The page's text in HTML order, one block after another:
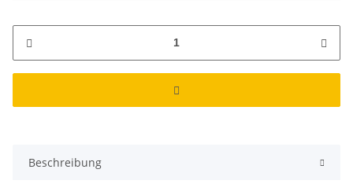
Beschreibung